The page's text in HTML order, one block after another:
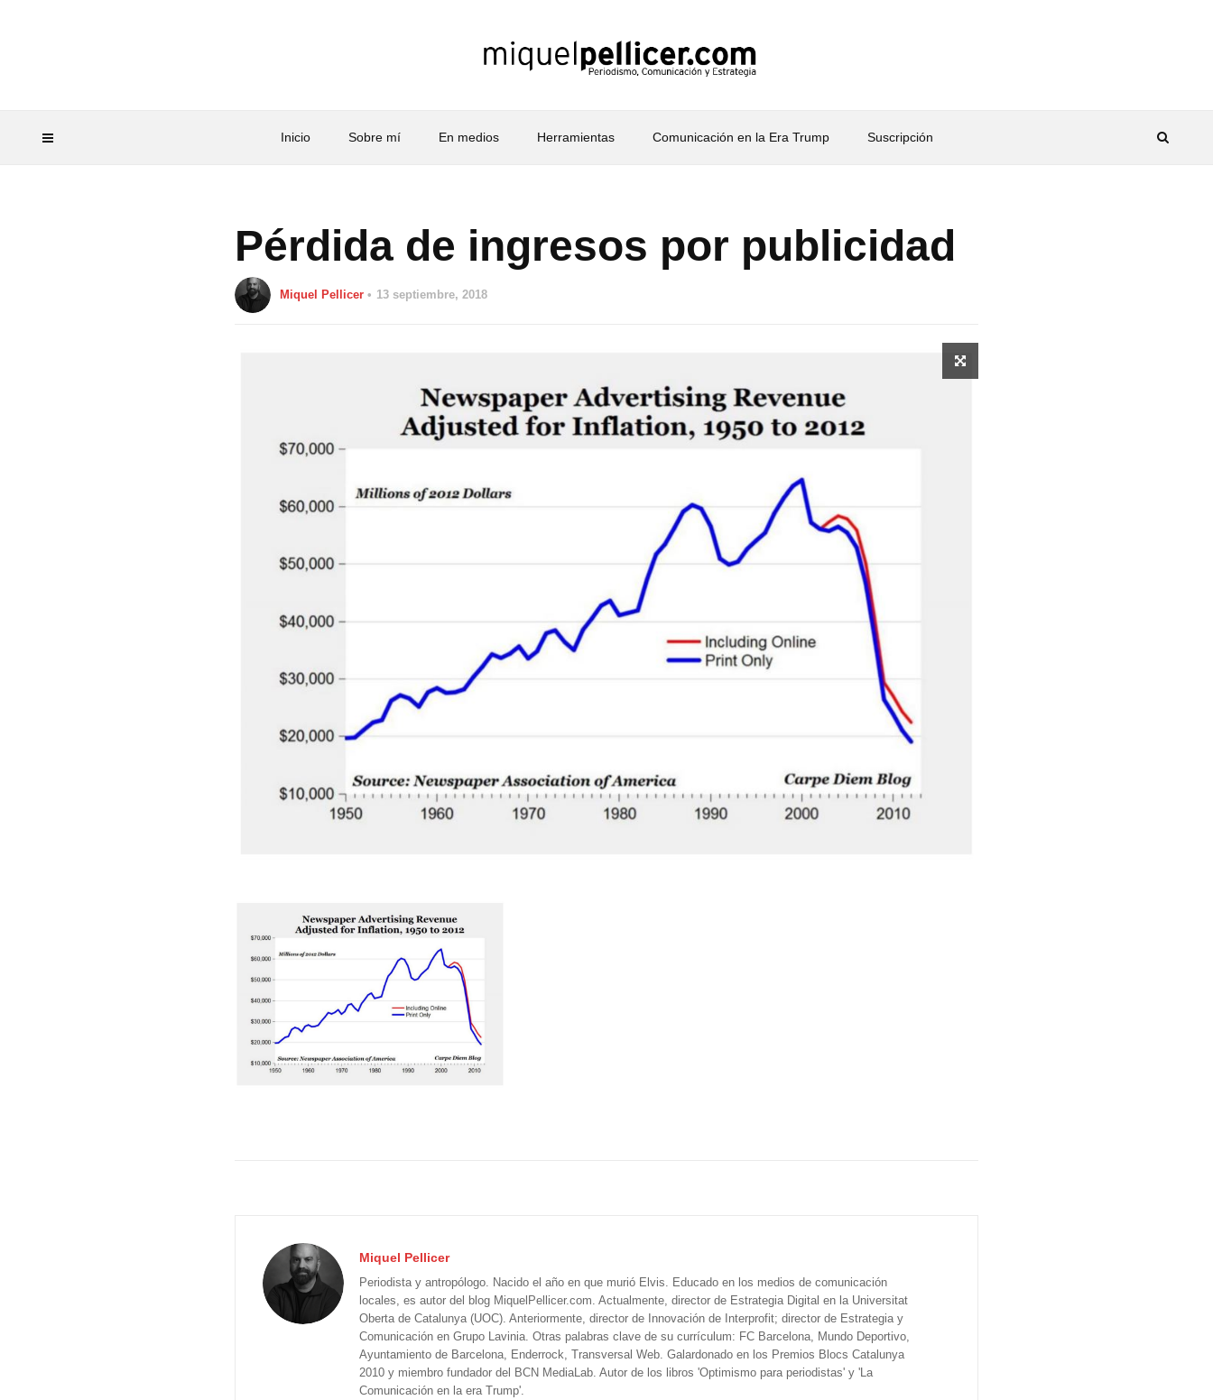
Inicio Sobre mí En medios Herramientas Comunicación en la Era Trump Suscripción
Pérdida de ingresos por publicidad
Miquel Pellicer 13 septiembre, 2018
Miquel Pellicer
Periodista y antropólogo. Nacido el año en que murió Elvis. Educado en los medios de comunicación
locales, es autor del blog MiquelPellicer.com. Actualmente, director de Estrategia Digital en la Universitat
Oberta de Catalunya (UOC). Anteriormente, director de Innovación de Interprofit; director de Estrategia y
Comunicación en Grupo Lavinia. Otras palabras clave de su currículum: FC Barcelona, Mundo Deportivo,
Ayuntamiento de Barcelona, Enderrock, Transversal Web. Galardonado en los Premios Blocs Catalunya
2010 y miembro fundador del BCN MediaLab. Autor de los libros 'Optimismo para periodistas' y 'La
Comunicación en la era Trump'.